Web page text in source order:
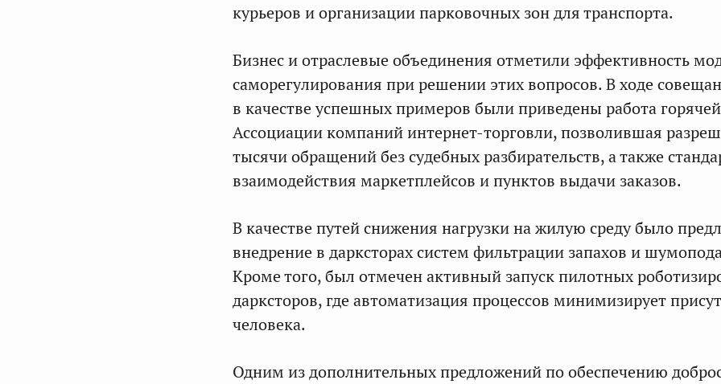
курьеров и организации парковочных зон для транспорта.
Бизнес и отраслевые объединения отметили эффективность
саморегулирования при решении этих вопросов. В ходе
в качестве успешных примеров были приведены работа
Ассоциации компаний интернет-торговли, позволившая
тысячи обращений без судебных разбирательств, а также
взаимодействия маркетплейсов и пунктов выдачи заказов.
В качестве путей снижения нагрузки на жилую среду было
внедрение в дарксторах систем фильтрации запахов и
Кроме того, был отмечен активный запуск пилотных
дарксторов, где автоматизация процессов минимизирует
человека.
Одним из дополнительных предложений по обеспечению